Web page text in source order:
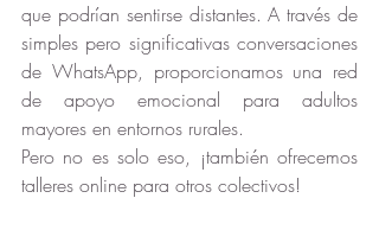
que podrían sentirse distantes. A través de
simples pero significativas conversaciones
de WhatsApp, proporcionamos una red
de apoyo emocional para adultos
mayores en entornos rurales.
Pero no es solo eso, ¡también ofrecemos
talleres online para otros colectivos!